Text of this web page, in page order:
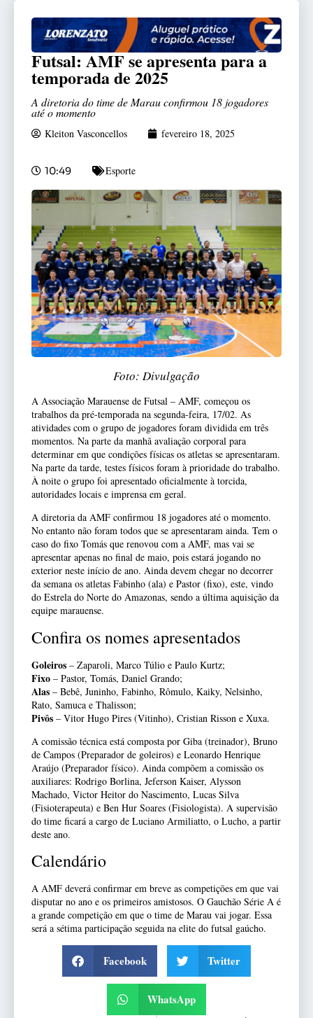
Futsal: AMF se apresenta para a
temporada de 2025
A diretoria do time de Marau confirmou 18 jogadores
até o momento
Kleiton Vasconcellos fevereiro 18, 2025
10:49 Esporte
Foto: Divulgação
A Associação Marauense de Futsal – AMF, começou os
trabalhos da pré-temporada na segunda-feira, 17/02. As
atividades com o grupo de jogadores foram dividida em três
momentos. Na parte da manhã avaliação corporal para
determinar em que condições físicas os atletas se apresentaram.
Na parte da tarde, testes físicos foram à prioridade do trabalho.
À noite o grupo foi apresentado oficialmente à torcida,
autoridades locais e imprensa em geral.
A diretoria da AMF confirmou 18 jogadores até o momento.
No entanto não foram todos que se apresentaram ainda. Tem o
caso do fixo Tomás que renovou com a AMF, mas vai se
apresentar apenas no final de maio, pois estará jogando no
exterior neste início de ano. Ainda devem chegar no decorrer
da semana os atletas Fabinho (ala) e Pastor (fixo), este, vindo
do Estrela do Norte do Amazonas, sendo a última aquisição da
equipe marauense.
Confira os nomes apresentados
Goleiros – Zaparoli, Marco Túlio e Paulo Kurtz;
Fixo – Pastor, Tomás, Daniel Grando;
Alas – Bebê, Juninho, Fabinho, Rômulo, Kaiky, Nelsinho,
Rato, Samuca e Thalisson;
Pivôs – Vitor Hugo Pires (Vitinho), Cristian Risson e Xuxa.
A comissão técnica está composta por Giba (treinador), Bruno
de Campos (Preparador de goleiros) e Leonardo Henrique
Araújo (Preparador físico). Ainda compõem a comissão os
auxiliares: Rodrigo Borlina, Jeferson Kaiser, Alysson
Machado, Victor Heitor do Nascimento, Lucas Silva
(Fisioterapeuta) e Ben Hur Soares (Fisiologista). A supervisão
do time ficará a cargo de Luciano Armiliatto, o Lucho, a partir
deste ano.
Calendário
A AMF deverá confirmar em breve as competições em que vai
disputar no ano e os primeiros amistosos. O Gauchão Série A é
a grande competição em que o time de Marau vai jogar. Essa
será a sétima participação seguida na elite do futsal gaúcho.
Facebook Twitter
WhatsApp